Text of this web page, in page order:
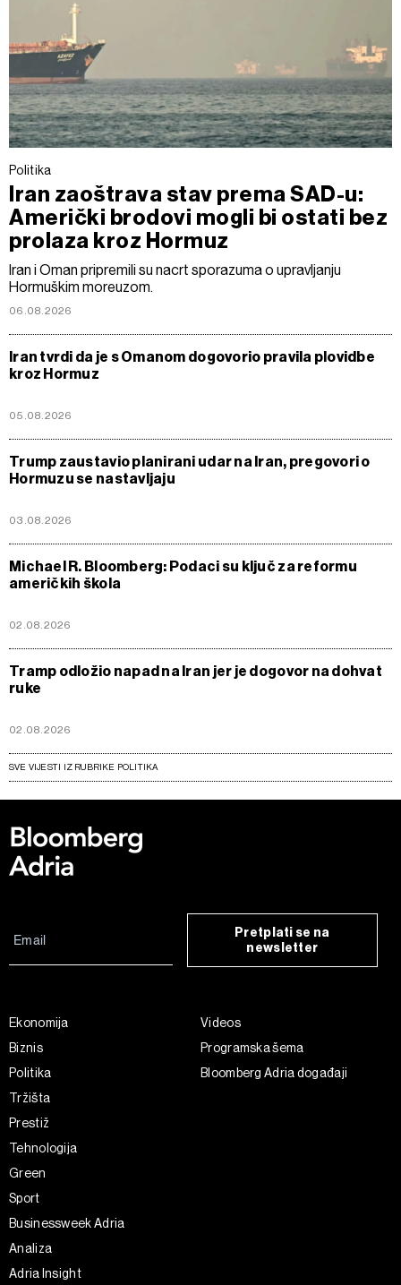
Politika
Iran zaoštrava stav prema SAD-u:
Američki brodovi mogli bi ostati bez
prolaza kroz Hormuz
Iran i Oman pripremili su nacrt sporazuma o upravljanju
Hormuškim moreuzom.
06.08.2026
Iran tvrdi da je s Omanom dogovorio pravila plovidbe
kroz Hormuz
05.08.2026
Trump zaustavio planirani udar na Iran, pregovori o
Hormuzu se nastavljaju
03.08.2026
Michael R. Bloomberg: Podaci su ključ za reformu
američkih škola
02.08.2026
Tramp odložio napad na Iran jer je dogovor na dohvat
ruke
02.08.2026
SVE VIJESTI IZ RUBRIKE POLITIKA
Pretplati se na
newsletter
Ekonomija
Biznis
Politika
Tržišta
Prestiž
Tehnologija
Green
Sport
Businessweek Adria
Analiza
Adria Insight
Videos
Programska šema
Bloomberg Adria događaji